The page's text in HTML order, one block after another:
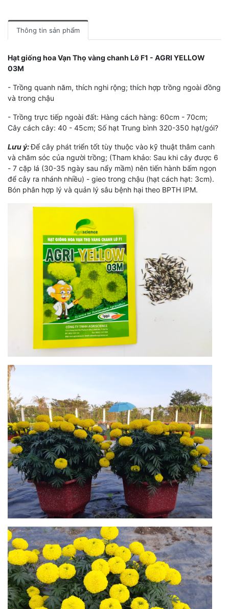
Thông tin sản phẩm
Hạt giống hoa Vạn Thọ vàng chanh Lỡ F1 - AGRI YELLOW
03M
- Trồng quanh năm, thích nghi rộng; thích hợp trồng ngoài đồng
và trong chậu
- Trồng trực tiếp ngoài đất: Hàng cách hàng: 60cm - 70cm;
Cây cách cây: 40 - 45cm; Số hạt Trung bình 320-350 hạt/gói?
Lưu ý:Để cây phát triển tốt tùy thuộc vào kỹ thuật thâm canh
và chăm sóc của người trồng; (Tham khảo: Sau khi cây được 6
- 7 cặp lá (30-35 ngày sau nẩy mầm) nên tiến hành bấm ngọn
để cây ra nhánh nhiều) - gieo trong chậu (hạt cách hạt: 3cm).
Bón phân hợp lý và quản lý sâu bệnh hại theo BPTH IPM.